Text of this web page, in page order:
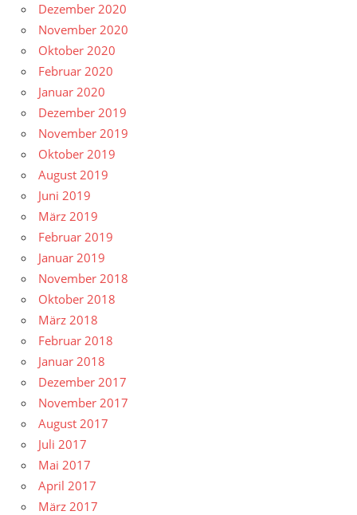
Dezember 2020
November 2020
Oktober 2020
Februar 2020
Januar 2020
Dezember 2019
November 2019
Oktober 2019
August 2019
Juni 2019
März 2019
Februar 2019
Januar 2019
November 2018
Oktober 2018
März 2018
Februar 2018
Januar 2018
Dezember 2017
November 2017
August 2017
Juli 2017
Mai 2017
April 2017
März 2017